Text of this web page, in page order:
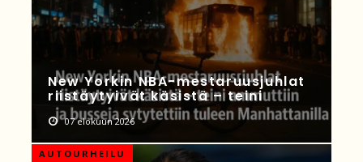
New Yorkin NBA-mestaruusjuhlat
riistäytyivät käsistä – teini
07 elokuun 2026
AUTOURHEILU